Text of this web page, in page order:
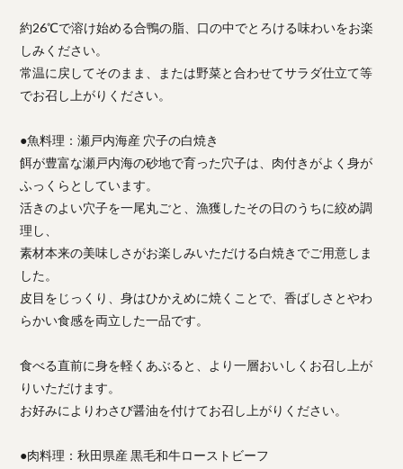
約26℃で溶け始める合鴨の脂、口の中でとろける味わいをお楽
しみください。
常温に戻してそのまま、または野菜と合わせてサラダ仕立て等
でお召し上がりください。
●魚料理：瀬戸内海産 穴子の白焼き
餌が豊富な瀬戸内海の砂地で育った穴子は、肉付きがよく身が
ふっくらとしています。
活きのよい穴子を一尾丸ごと、漁獲したその日のうちに絞め調
理し、
素材本来の美味しさがお楽しみいただける白焼きでご用意しま
した。
皮目をじっくり、身はひかえめに焼くことで、香ばしさとやわ
らかい食感を両立した一品です。
食べる直前に身を軽くあぶると、より一層おいしくお召し上が
りいただけます。
お好みによりわさび醤油を付けてお召し上がりください。
●肉料理：秋田県産 黒毛和牛ローストビーフ